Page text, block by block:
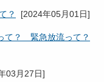
？ [2024年05月01日]
？ 緊急放流って？
03月27日]